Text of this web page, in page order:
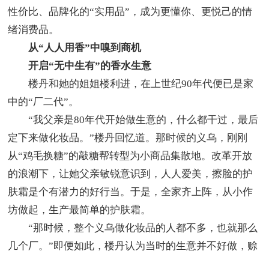
性价比、品牌化的“实用品”，成为更懂你、更悦己的情
绪消费品。
从“人人用香”中嗅到商机
开启“无中生有”的香水生意
楼丹和她的姐姐楼利进，在上世纪90年代便已是家
中的“厂二代”。
“我父亲是80年代开始做生意的，什么都干过，最后
定下来做化妆品。”楼丹回忆道。那时候的义乌，刚刚
从“鸡毛换糖”的敲糖帮转型为小商品集散地。改革开放
的浪潮下，让她父亲敏锐意识到，人人爱美，擦脸的护
肤霜是个有潜力的好行当。于是，全家齐上阵，从小作
坊做起，生产最简单的护肤霜。
“那时候，整个义乌做化妆品的人都不多，也就那么
几个厂。”即便如此，楼丹认为当时的生意并不好做，赊